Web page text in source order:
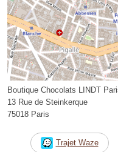
Boutique Chocolats LINDT
13 Rue de Steinkerque
75018 Paris
Trajet Waze